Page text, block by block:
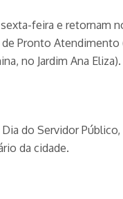
feira e
Atendimento
no Jardim Ana Eliza).
do Servidor
da cidade.